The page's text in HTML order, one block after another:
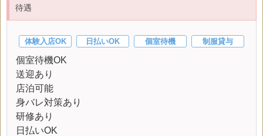
待遇
体験入店OK 日払いOK 個室待機 制服貸与
個室待機OK
送迎あり
店泊可能
身バレ対策あり
研修あり
日払いOK